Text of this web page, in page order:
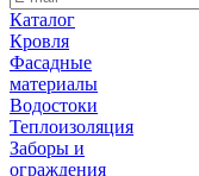
Каталог
Кровля
Фасадные
материалы
Водостоки
Теплоизоляция
Заборы и
ограждения